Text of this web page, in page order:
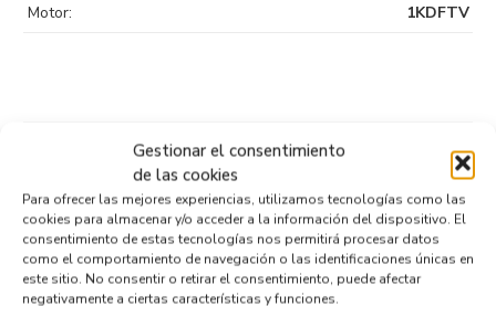
Gestionar el consentimiento
de las cookies
Para ofrecer las mejores experiencias, utilizamos tecnologías como las
cookies para almacenar y/o acceder a la información del dispositivo. El
consentimiento de estas tecnologías nos permitirá procesar datos
como el comportamiento de navegación o las identificaciones únicas en
este sitio. No consentir o retirar el consentimiento, puede afectar
negativamente a ciertas características y funciones.
Motor:
1KDFTV
Productos relacionados
ALTERNADOR 104210-5610-M1
Recambios TOYOTA DYNA1KDFTV
Referencia ID: 146092
Referencia OEM: 104210-5610-M1